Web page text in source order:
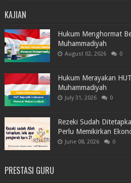
KAJIAN
Hukum Menghormat
Muhammadiyah
August 02, 2026 0
Hukum Merayakan
Muhammadiyah
July 31, 2026 0
Rezeki Sudah
Perlu Memikirkan
June 08, 2026 0
PRESTASI GURU